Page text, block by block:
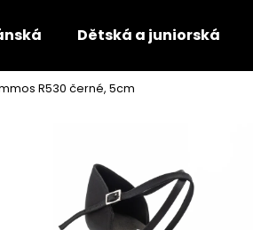
Dětská a juniorská
R530 černé, 5cm
Co potřebujete najít?